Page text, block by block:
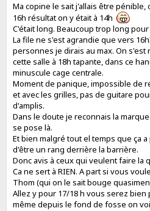
Ma copine le sait j'allais être
16h résultat on y était à 14h
C'était long. Beaucoup trop long
La file ne s'est agrandie que vers
personnes je dirais au max. On
cette salle à 18h tapante, dans ce
minuscule cage centrale.
Moment de panique, impossible de
et avec les grilles, pas de guitare
d'amplis.
Dans le doute je reconnais la
se pose là.
Et bien malgré tout el temps que ça
d'être un rang derrière la barrière.
Donc avis à ceux qui veulent faire la
Ca ne sert à RIEN. A part si vous
Thom (qui on le sait bouge
Allez y pour 17/18 h vous serez
même depuis le fond de fosse on